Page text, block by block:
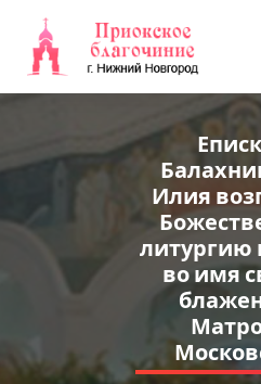
содержимому
Илия
литургию
во имя